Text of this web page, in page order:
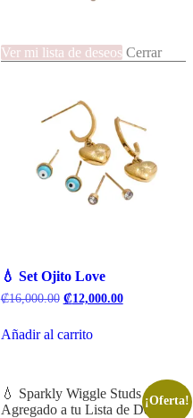
Ver mi lista de deseos Cerrar
💧 Set Ojito Love
₡16,000.00 El
era:
₡12,000.00El
Añadir al carrito
💧 Sparkly Wiggle Studs
Agregado a tu Lista de Deseos
¡Oferta!